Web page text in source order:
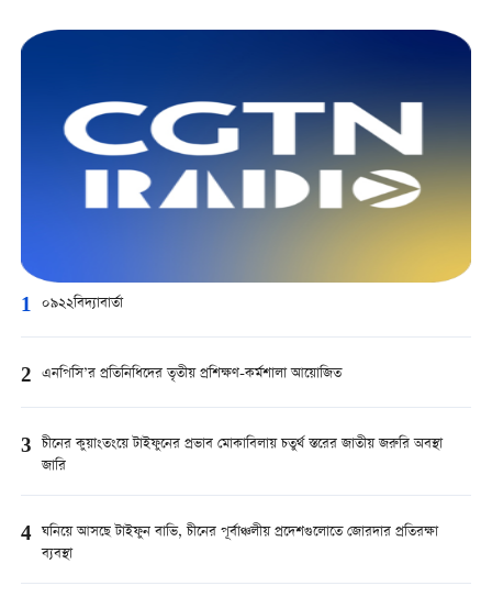
1 ০৯২২বিদ্যাবার্তা
2 এনপিসি’র প্রতিনিধিদের তৃতীয় প্রশিক্ষণ-কর্মশালা আয়োজিত
3 চীনের কুয়াংতংয়ে টাইফুনের প্রভাব মোকাবিলায় চতুর্থ স্তরের জাতীয় জরুরি অবস্থা
জারি
4 ঘনিয়ে আসছে টাইফুন বাভি, চীনের পূর্বাঞ্চলীয় প্রদেশগুলোতে জোরদার প্রতিরক্ষা
ব্যবস্থা